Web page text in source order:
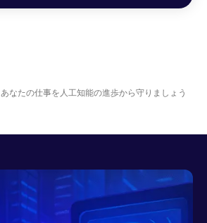
あなたの仕事を人工知能の進歩から守りましょう